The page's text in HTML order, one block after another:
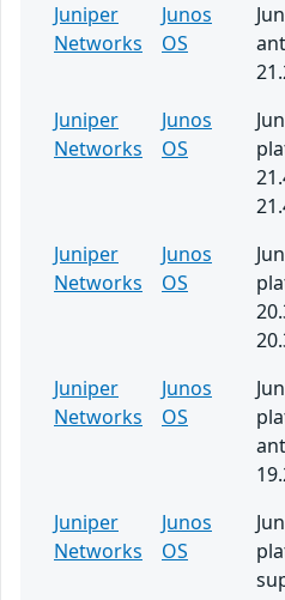
Juniper
Networks
Junos
OS
Juniper
Networks
Junos
OS
Juniper
Networks
Junos
OS
Juniper
Networks
Junos
OS
Juniper
Networks
Junos
OS